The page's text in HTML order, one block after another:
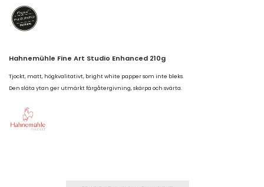
Hahnemühle Fine Art Studio Enhanced 210g
Tjockt, matt, högkvalitativt, bright white papper som inte bleks.
Den släta ytan ger utmärkt färgåtergivning, skärpa och svärta.